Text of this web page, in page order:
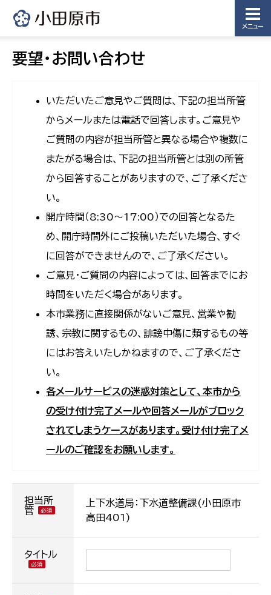
メニュー
要望・お問い合わせ
いただいたご意見やご質問は、下記の担当所管
からメールまたは電話で回答します。ご意見や
ご質問の内容が担当所管と異なる場合や複数に
またがる場合は、下記の担当所管とは別の所管
から回答することがありますので、ご了承くださ
い。
開庁時間（8:30〜17:00）での回答となるた
め、開庁時間外にご投稿いただいた場合、すぐ
に回答ができませんので、ご了承ください。
ご意見・ご質問の内容によっては、回答までにお
時間をいただく場合があります。
本市業務に直接関係がないご意見、営業や勧
誘、宗教に関するもの、誹謗中傷に類するもの等
にはお答えいたしかねますので、ご了承くださ
い。
各メールサービスの迷惑対策として、本市から
の受け付け完了メールや回答メールがブロック
されてしまうケースがあります。受け付け完了メ
ールのご確認をお願いします。
担当所
管
上下水道局：下水道整備課(小田原市
高田401)
タイトル